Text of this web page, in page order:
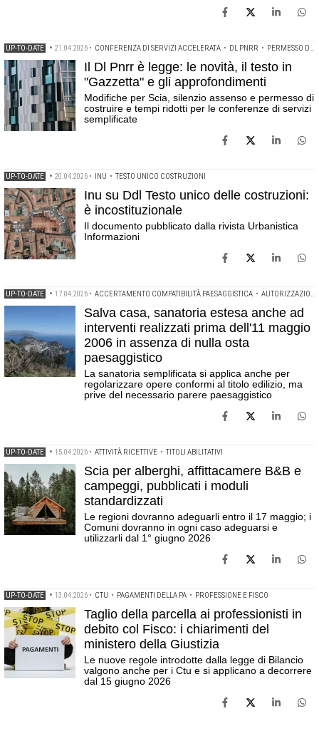
UP-TO-DATE • 21.04.2026 • CONFERENZA DI SERVIZI ACCELERATA • DL PNRR • PERMESSO DI COSTRUIRE
Il Dl Pnrr è legge: le novità, il testo in
"Gazzetta" e gli approfondimenti
Modifiche per Scia, silenzio assenso e permesso di
costruire e tempi ridotti per le conferenze di servizi
semplificate
UP-TO-DATE • 20.04.2026 • INU • TESTO UNICO COSTRUZIONI
Inu su Ddl Testo unico delle costruzioni:
è incostituzionale
Il documento pubblicato dalla rivista Urbanistica
Informazioni
UP-TO-DATE • 17.04.2026 • ACCERTAMENTO COMPATIBILITÀ PAESAGGISTICA • AUTORIZZAZIONE PAESAGGISTICA
Salva casa, sanatoria estesa anche ad
interventi realizzati prima dell'11 maggio
2006 in assenza di nulla osta
paesaggistico
La sanatoria semplificata si applica anche per
regolarizzare opere conformi al titolo edilizio, ma
prive del necessario parere paesaggistico
UP-TO-DATE • 15.04.2026 • ATTIVITÀ RICETTIVE • TITOLI ABILITATIVI
Scia per alberghi, affittacamere B&B e
campeggi, pubblicati i moduli
standardizzati
Le regioni dovranno adeguarli entro il 17 maggio; i
Comuni dovranno in ogni caso adeguarsi e
utilizzarli dal 1° giugno 2026
UP-TO-DATE • 13.04.2026 • CTU • PAGAMENTI DELLA PA • PROFESSIONE E FISCO
Taglio della parcella ai professionisti in
debito col Fisco: i chiarimenti del
ministero della Giustizia
Le nuove regole introdotte dalla legge di Bilancio
valgono anche per i Ctu e si applicano a decorrere
dal 15 giugno 2026